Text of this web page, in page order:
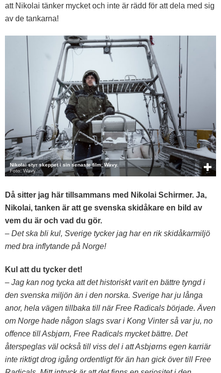
att Nikolai tänker mycket och inte är rädd för att dela med sig
av de tankarna!
Nikolai styr skeppet i sin senaste film; Wavy.
Foto: Wavy
Då sitter jag här tillsammans med Nikolai Schirmer. Ja,
Nikolai, tanken är att ge svenska skidåkare en bild av
vem du är och vad du gör.
– Det ska bli kul, Sverige tycker jag har en rik skidåkarmiljö
med bra inflytande på Norge!
Kul att du tycker det!
– Jag kan nog tycka att det historiskt varit en bättre tyngd i
den svenska miljön än i den norska. Sverige har ju långa
anor, hela vägen tillbaka till när Free Radicals började. Även
om Norge hade någon slags svar i Kong Vinter så var ju, no
offence till Asbjørn, Free Radicals mycket bättre. Det
återspeglas väl också till viss del i att Asbjørns egen karriär
inte riktigt drog igång ordentligt för än han gick över till Free